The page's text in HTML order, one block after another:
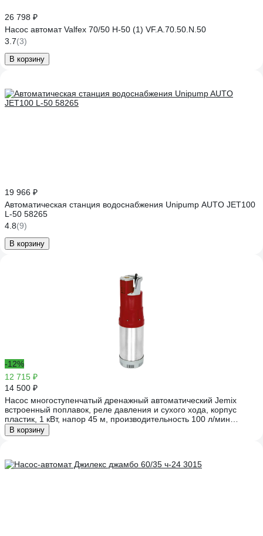
26 798 ₽
Насос автомат Valfex 70/50 Н-50 (1) VF.A.70.50.N.50
3.7(3)
В корзину
19 966 ₽
Автоматическая станция водоснабжения Unipump AUTO JET100
L-50 58265
4.8(9)
В корзину
-12%
12 715 ₽
14 500 ₽
Насос многоступенчатый дренажный автоматический Jemix
встроенный поплавок, реле давления и сухого хода, корпус
пластик, 1 кВт, напор 45 м, производительность 100 л/мин
ДАН-100-45
В корзину